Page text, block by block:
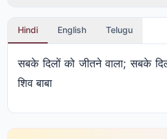
Hindi English Telugu
सबके दिलों को जीतने वाला; सबके
शिव बाबा